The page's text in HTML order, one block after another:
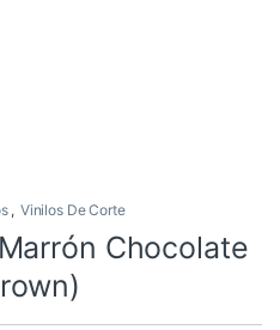
, Vinilos De Corte
Chocolate